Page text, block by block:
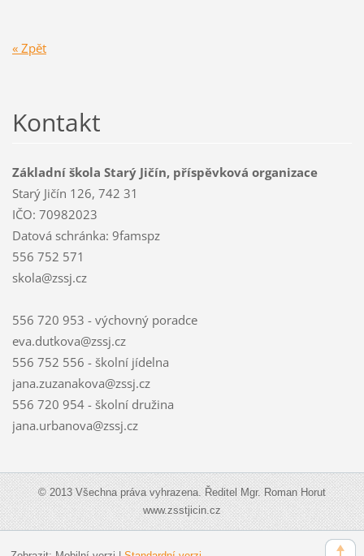
« Zpět
Kontakt
Základní škola Starý Jičín, příspěvková organizace
Starý Jičín 126, 742 31
IČO: 70982023
Datová schránka: 9famspz
556 752 571
skola@zssj.cz
556 720 953 - výchovný poradce
eva.dutkova@zssj.cz
556 752 556 - školní jídelna
jana.zuzanakova@zssj.cz
556 720 954 - školní družina
jana.urbanova@zssj.cz
© 2013 Všechna práva vyhrazena. Ředitel Mgr. Roman Horut
www.zsstjicin.cz